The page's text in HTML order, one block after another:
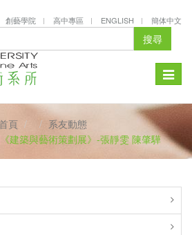
創藝學院 高中專區 ENGLISH 簡体中文
搜尋
Toggle
頁
系友動態
建築與藝術策劃展》-張靜雯 陳肇驊